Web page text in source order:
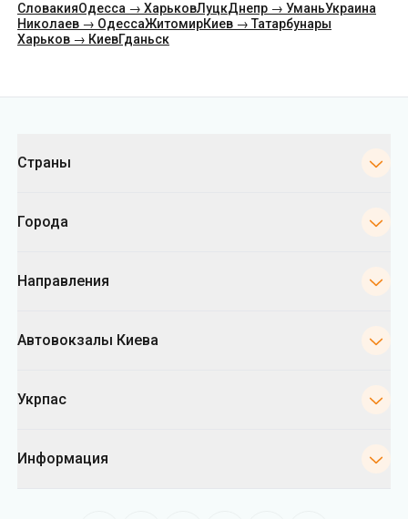
СловакияОдесса → ХарьковЛуцкДнепр → УманьУкраина
Николаев → ОдессаЖитомирКиев → Татарбунары
Харьков → КиевГданьск
Страны
Города
Направления
Автовокзалы Киева
Укрпас
Информация